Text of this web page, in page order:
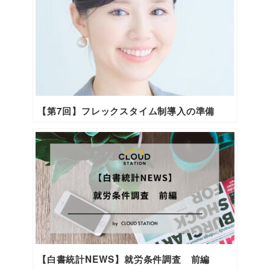
【第7回】フレックスタイム制導入の準備
【白書統計NEWS】就労条件調査 前編